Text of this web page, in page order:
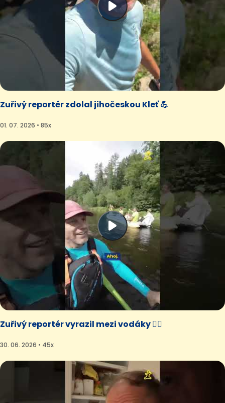
Zuřivý reportér zdolal jihočeskou Kleť 💪
01. 07. 2026 • 85x
Zuřivý reportér vyrazil mezi vodáky 🚣‍♂️
30. 06. 2026 • 45x